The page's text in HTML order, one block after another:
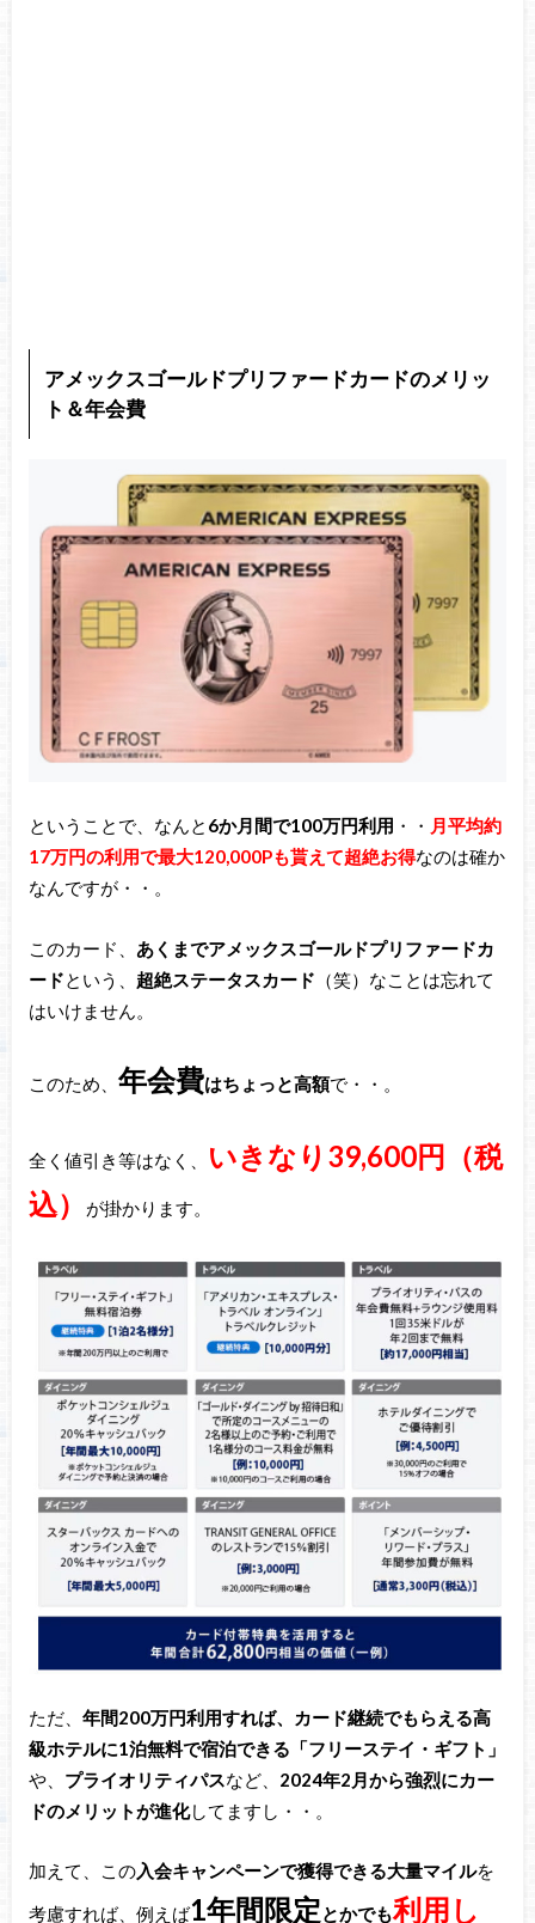
アメックスゴールドプリファードカードのメリッ
ト＆年会費
ということで、なんと 6か月間で100万円利用 ・・ 月平均約
17万円の利用で最大120,000Pも貰えて超絶お得なのは確か
なんですが・・。
このカード、 あくまでアメックスゴールドプリファードカ
ードという、 超絶ステータスカード （笑）なことは忘れて
はいけません。
このため、 年会費はちょっと高額で・・。
全く値引き等はなく、
いきなり39,600円（税
込）
が掛かります。
ただ、 年間200万円利用すれば、カード継続でもらえる高
級ホテルに1泊無料で宿泊できる「フリーステイ・ギフト」
や、 プライオリティパスなど、 2024年2月から強烈にカー
ドのメリットが進化してますし・・。
加えて、この入会キャンペーンで獲得できる大量マイルを
考慮すれば、例えば1年間限定とかでも利用し